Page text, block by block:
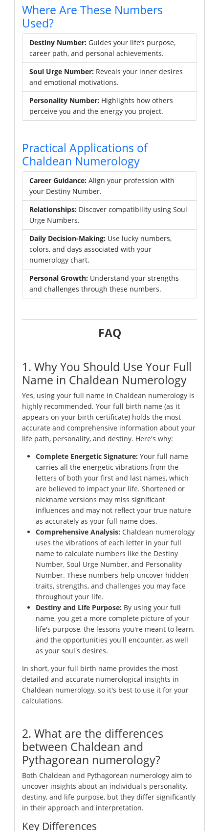
Where Are These Numbers
Used?
Destiny Number: Guides your life’s purpose,
career path, and personal achievements.
Soul Urge Number: Reveals your inner desires
and emotional motivations.
Personality Number: Highlights how others
perceive you and the energy you project.
Practical Applications of
Chaldean Numerology
Career Guidance: Align your profession with
your Destiny Number.
Relationships: Discover compatibility using Soul
Urge Numbers.
Daily Decision-Making: Use lucky numbers,
colors, and days associated with your
numerology chart.
Personal Growth: Understand your strengths
and challenges through these numbers.
FAQ
1. Why You Should Use Your Full
Name in Chaldean Numerology
Yes, using your full name in Chaldean numerology is
highly recommended. Your full birth name (as it
appears on your birth certificate) holds the most
accurate and comprehensive information about your
life path, personality, and destiny. Here's why:
Complete Energetic Signature: Your full name
carries all the energetic vibrations from the
letters of both your first and last names, which
are believed to impact your life. Shortened or
nickname versions may miss significant
influences and may not reflect your true nature
as accurately as your full name does.
Comprehensive Analysis: Chaldean numerology
uses the vibrations of each letter in your full
name to calculate numbers like the Destiny
Number, Soul Urge Number, and Personality
Number. These numbers help uncover hidden
traits, strengths, and challenges you may face
throughout your life.
Destiny and Life Purpose: By using your full
name, you get a more complete picture of your
life's purpose, the lessons you're meant to learn,
and the opportunities you'll encounter, as well
as your soul's desires.
In short, your full birth name provides the most
detailed and accurate numerological insights in
Chaldean numerology, so it's best to use it for your
calculations.
2. What are the differences
between Chaldean and
Pythagorean numerology?
Both Chaldean and Pythagorean numerology aim to
uncover insights about an individual's personality,
destiny, and life purpose, but they differ significantly
in their approach and interpretation.
Key Differences